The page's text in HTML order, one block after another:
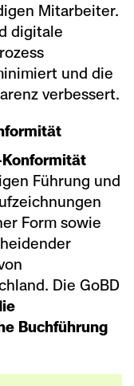
Mitarbeiter.
digitale
und die
verbessert.
Konformität
Führung und
Form sowie
Die GoBD
Buchführung